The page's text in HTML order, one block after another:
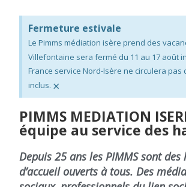
Fermeture estivale
Le Pimms médiation isère prend des
Villefontaine sera fermé du 11 au 17 août
France service Nord-Isère ne circulera pas
inclus. ×
PIMMS MEDIATION
équipe au service des
Depuis 25 ans les PIMMS sont des
d’accueil ouverts à tous. Des